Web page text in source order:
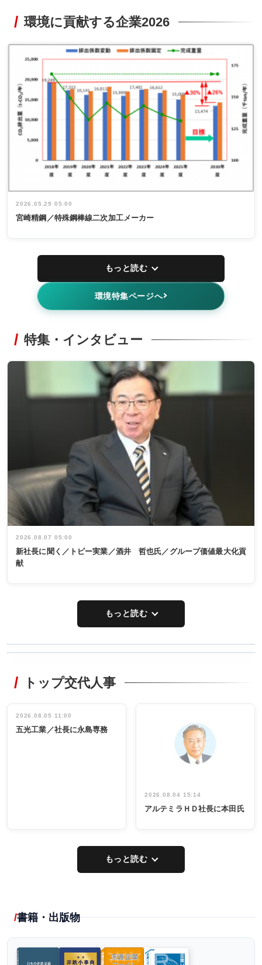
環境に貢献する企業2026
2026.05.29 05:00
宮崎精鋼／特殊鋼棒線二次加工メーカー
もっと読む
環境特集ページへ
特集・インタビュー
2026.08.07 05:00
新社長に聞く／トピー実業／酒井 哲也氏／グループ価値最大化貢
献
もっと読む
非鉄業界で
インタビュ
ー／社内ア
タックトレー
祝う 業界関
係者ら220人
出席
トップ交代人事
2026.08.05 11:00
五光工業／社長に永島専務
2026.08.04 15:14
アルテミラＨＤ社長に本田氏
もっと読む
書籍・出版物